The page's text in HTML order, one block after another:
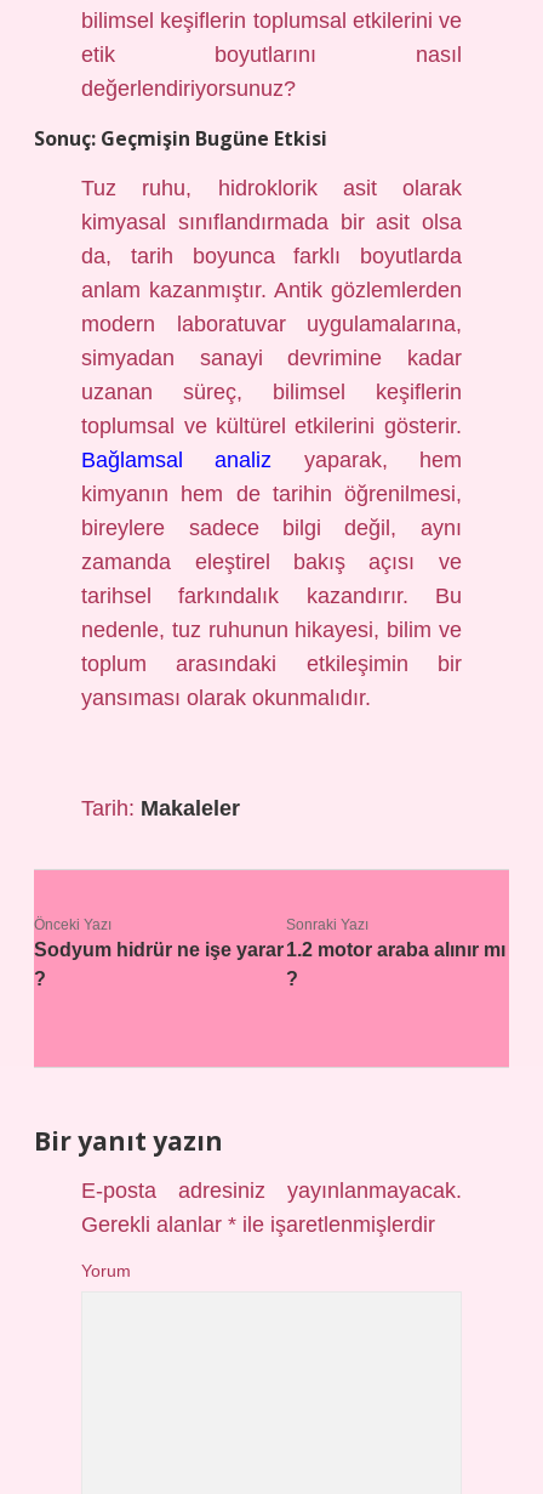
bilimsel keşiflerin toplumsal etkilerini ve
etik boyutlarını nasıl
değerlendiriyorsunuz?
Sonuç: Geçmişin Bugüne Etkisi
Tuz ruhu, hidroklorik asit olarak
kimyasal sınıflandırmada bir asit olsa
da, tarih boyunca farklı boyutlarda
anlam kazanmıştır. Antik gözlemlerden
modern laboratuvar uygulamalarına,
simyadan sanayi devrimine kadar
uzanan süreç, bilimsel keşiflerin
toplumsal ve kültürel etkilerini gösterir.
Bağlamsal analiz yaparak, hem
kimyanın hem de tarihin öğrenilmesi,
bireylere sadece bilgi değil, aynı
zamanda eleştirel bakış açısı ve
tarihsel farkındalık kazandırır. Bu
nedenle, tuz ruhunun hikayesi, bilim ve
toplum arasındaki etkileşimin bir
yansıması olarak okunmalıdır.
Tarih: Makaleler
Önceki Yazı
Sodyum hidrür ne işe yarar
?
Sonraki Yazı
1.2 motor araba alınır mı
?
Bir yanıt yazın
E-posta adresiniz yayınlanmayacak.
Gerekli alanlar* ile işaretlenmişlerdir
Yorum